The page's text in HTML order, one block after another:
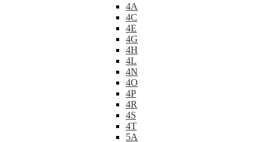
4A
4C
4E
4G
4H
4L
4N
4O
4P
4R
4S
4T
5A